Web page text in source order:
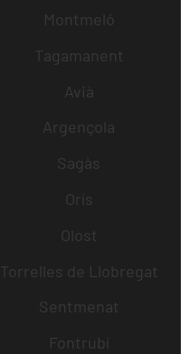
Montmeló
Tagamanent
Avià
Argençola
Sagàs
Orís
Olost
Torrelles de Llobregat
Sentmenat
Fontrubí